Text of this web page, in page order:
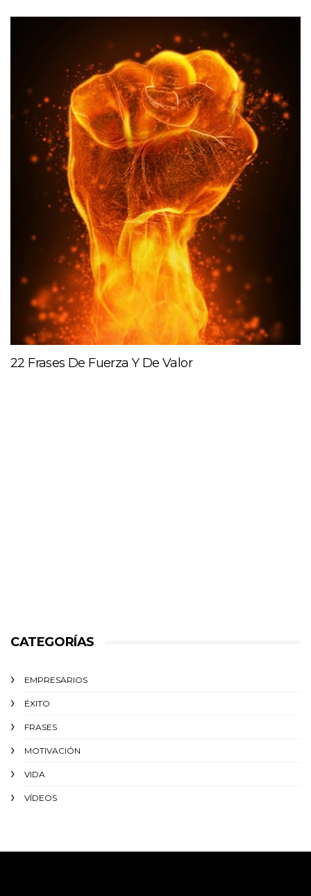
22 Frases De Fuerza Y De Valor
CATEGORÍAS
EMPRESARIOS
ÉXITO‬
FRASES
MOTIVACIÓN
VIDA
VÍDEOS